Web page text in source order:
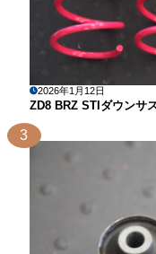
2026年1月12日
ZD8 BRZ STIダウンサ
3